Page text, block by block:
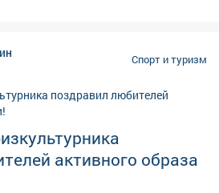
Спорт и туризм
активного образа